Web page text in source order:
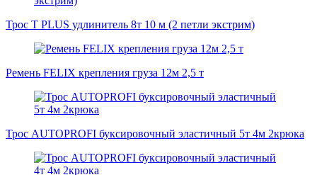
Трос T PLUS удлинитель 8т 10 м (2 петли экстрим)
Ремень FELIX крепления груза 12м 2,5 т
Трос AUTOPROFI буксировочный эластичный 5т 4м 2крюка